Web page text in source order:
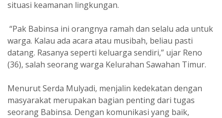
situasi keamanan lingkungan.
“Pak Babinsa ini orangnya ramah dan selalu ada untuk
warga. Kalau ada acara atau musibah, beliau pasti
datang. Rasanya seperti keluarga sendiri,” ujar Reno
(36), salah seorang warga Kelurahan Sawahan Timur.
Menurut Serda Mulyadi, menjalin kedekatan dengan
masyarakat merupakan bagian penting dari tugas
seorang Babinsa. Dengan komunikasi yang baik,